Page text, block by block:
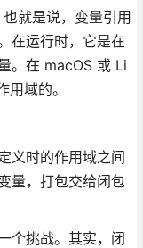
就是说，变量引用
在运行时，它是在
。在 macOS 或 Li
域的。
时的作用域之间
量，打包交给闭包
挑战。其实，闭